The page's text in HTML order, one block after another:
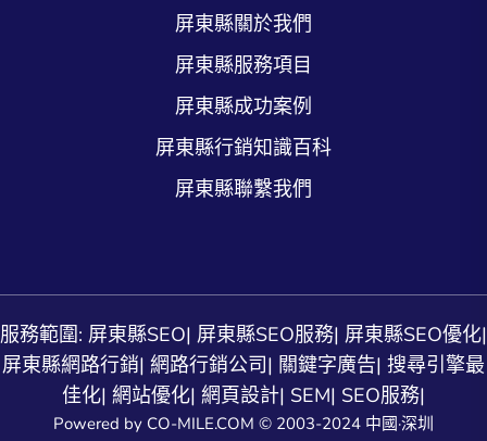
屏東縣關於我們
屏東縣服務項目
屏東縣成功案例
屏東縣行銷知識百科
屏東縣聯繫我們
服務範圍: 屏東縣SEO| 屏東縣SEO服務| 屏東縣SEO優化|
屏東縣網路行銷| 網路行銷公司| 關鍵字廣告| 搜尋引擎最
佳化| 網站優化| 網頁設計| SEM| SEO服務|
Powered by CO-MILE.COM © 2003-2024 中國·深圳